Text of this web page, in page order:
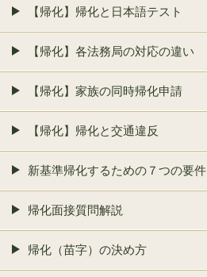
【帰化】帰化と日本語テスト
【帰化】各法務局の対応の違い
【帰化】家族の同時帰化申請
【帰化】帰化と交通違反
新基準帰化するための７つの要件
帰化面接質問解説
帰化（苗字）の決め方